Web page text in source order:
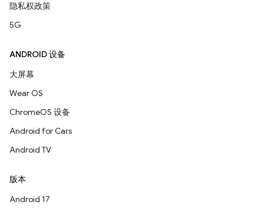
隐私权政策
5G
ANDROID 设备
大屏幕
Wear OS
ChromeOS 设备
Android for Cars
Android TV
版本
Android 17